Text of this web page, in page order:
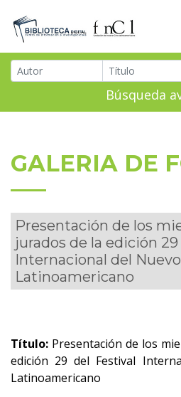
Búsqueda
GALERIA DE
Presentación de los
jurados de la edición
Internacional del
Latinoamericano
Título: Presentación de los
edición 29 del Festival
Latinoamericano